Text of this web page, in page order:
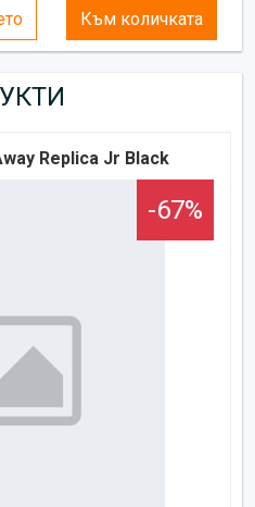
Към количката
Replica Jr Black
-67%